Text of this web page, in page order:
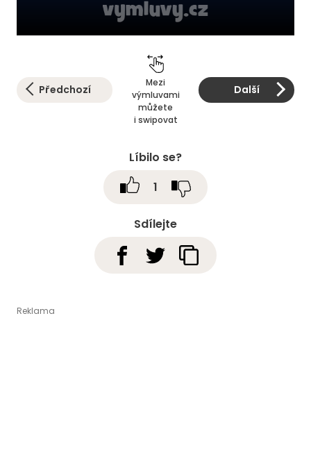
Předchozí
Mezi
výmluvami
můžete
i swipovat
Další
Sdílejte
Líbilo se?
1